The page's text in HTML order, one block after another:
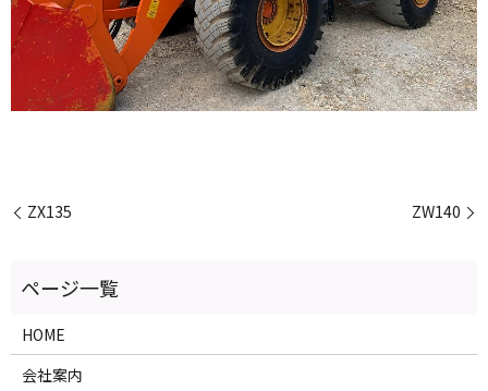
ZX135 ZW140
HOME
会社案内